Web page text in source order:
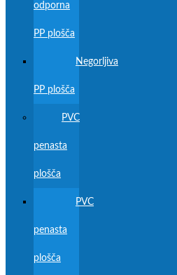
odporna
PP plošča
Negorljiva
PP plošča
PVC
penasta
plošča
PVC
penasta
plošča